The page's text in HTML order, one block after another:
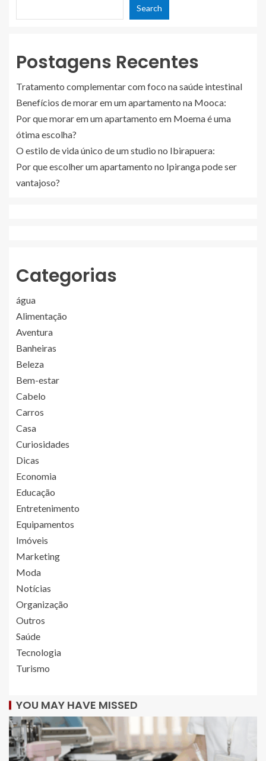
Search
Postagens Recentes
Tratamento complementar com foco na saúde intestinal
Benefícios de morar em um apartamento na Mooca:
Por que morar em um apartamento em Moema é uma
ótima escolha?
O estilo de vida único de um studio no Ibirapuera:
Por que escolher um apartamento no Ipiranga pode ser
vantajoso?
Categorias
água
Alimentação
Aventura
Banheiras
Beleza
Bem-estar
Cabelo
Carros
Casa
Curiosidades
Dicas
Economia
Educação
Entretenimento
Equipamentos
Imóveis
Marketing
Moda
Notícias
Organização
Outros
Saúde
Tecnologia
Turismo
YOU MAY HAVE MISSED